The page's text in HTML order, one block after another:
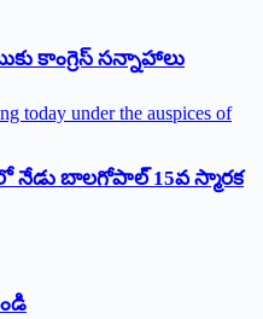
కాంగ్రెస్‌ ‌సన్నాహాలు
నేడు బాలగోపాల్‌ 15వ స్మారక